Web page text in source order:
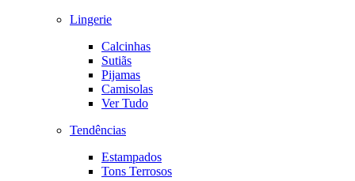
Lingerie
Calcinhas
Sutiãs
Pijamas
Camisolas
Ver Tudo
Tendências
Estampados
Tons Terrosos